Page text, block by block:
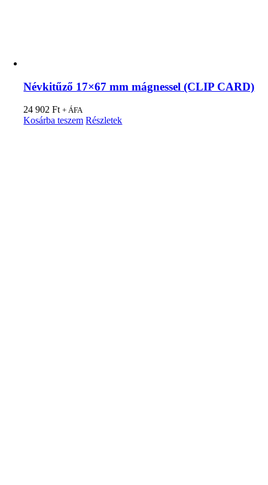
Névkitűző 17×67 mm mágnessel (CLIP CARD)
24 902Ft + ÁFA
Kosárba teszem Részletek